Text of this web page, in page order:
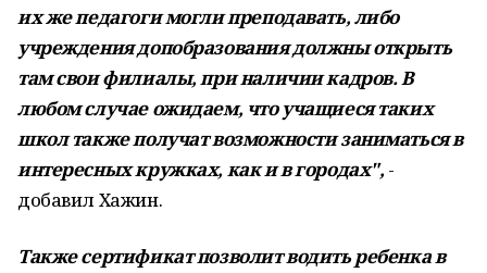
их же педагоги могли преподавать, либо
учреждения допобразования должны открыть
там свои филиалы, при наличии кадров. В
любом случае ожидаем, что учащиеся таких
школ также получат возможности заниматься в
интересных кружках, как и в городах", -
добавил Хажин.
Также сертификат позволит водить ребенка в